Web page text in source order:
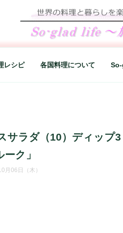
～旅と暮らし
シンプルライフ、楽しい暮らし
レシピ 各国料理について So-
サラダ（10）ディップ3
ク」
月06日（木）